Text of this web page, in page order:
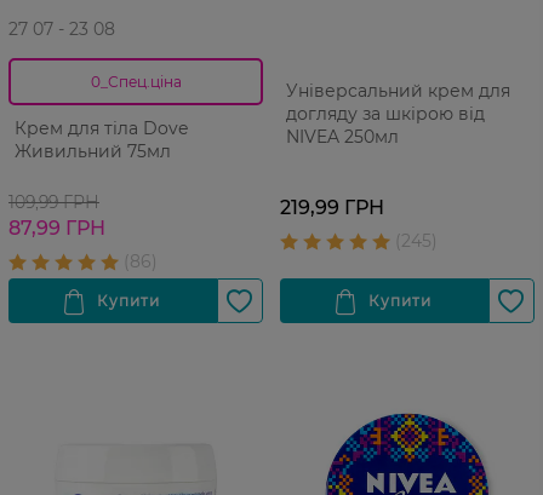
27 07 - 23 08
0_Спец.ціна
Крем для тіла Dove
Живильний 75мл
109,99 ГРН
87,99 ГРН
Універсальний крем для
догляду за шкірою від
NIVEA 250мл
219,99 ГРН